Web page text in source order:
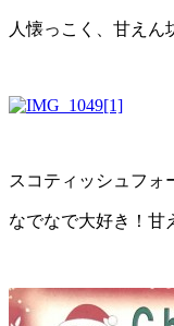
人懐っこく、甘え
スコティッシュフォ
なでなで大好き！甘